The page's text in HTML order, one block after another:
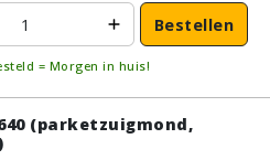
Bestellen
= Morgen in huis!
(parketzuigmond,